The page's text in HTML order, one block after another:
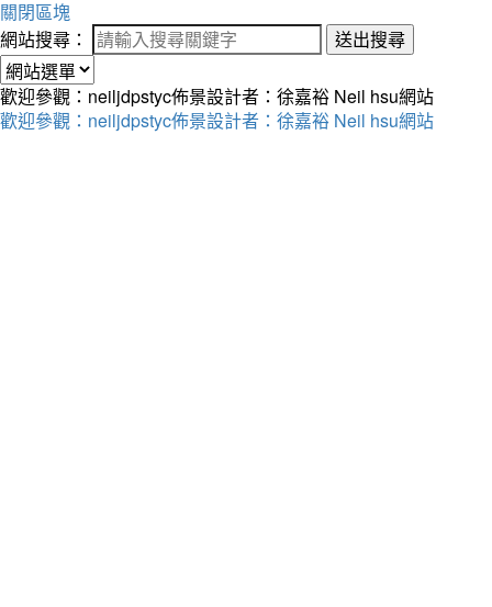
關閉區塊
網站搜尋：
送出搜尋
歡迎參觀：neiljdpstyc佈景設計者：徐嘉裕 Neil hsu網站
歡迎參觀：neiljdpstyc佈景設計者：徐嘉裕 Neil hsu網站